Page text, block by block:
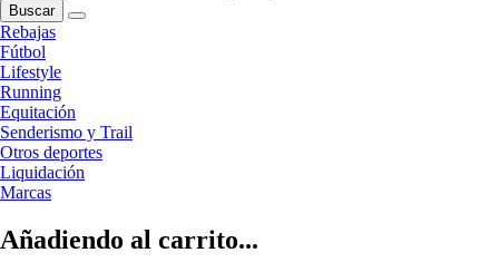
Buscar
Rebajas
Fútbol
Lifestyle
Running
Equitación
Senderismo y Trail
Otros deportes
Liquidación
Marcas
Añadiendo al carrito...